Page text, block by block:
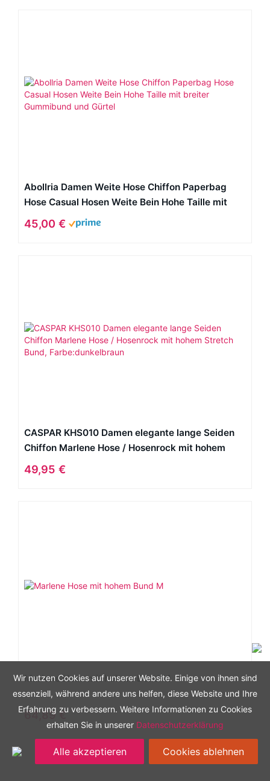
Abollria Damen Weite Hose Chiffon Paperbag
Hose Casual Hosen Weite Bein Hohe Taille mit
breiter Gummibund und Gürtel
45,00 €
CASPAR KHS010 Damen elegante lange Seiden
Chiffon Marlene Hose / Hosenrock mit hohem
Stretch Bund, Farbe:dunkelbraun
49,95 €
Marlene Hose mit hohem Bund M
64,89 €
Wir nutzen Cookies auf unserer Website. Einige von ihnen sind
essenziell, während andere uns helfen, diese Website und Ihre
Erfahrung zu verbessern. Weitere Informationen zu Cookies
erhalten Sie in unserer Datenschutzerklärung
Alle akzeptieren Cookies ablehnen